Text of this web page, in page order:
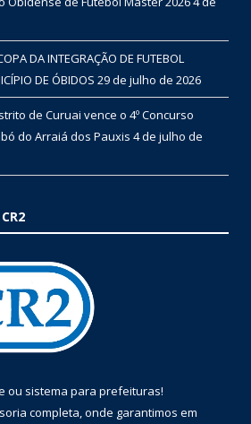
DA INTEGRAÇÃO DE FUTEBOL
DE ÓBIDOS 29 de julho de 2026
de Curuai vence o 4º Concurso
do Arraiá dos Pauxis 4 de julho de
ou sistema para prefeituras!
completa, onde garantimos em